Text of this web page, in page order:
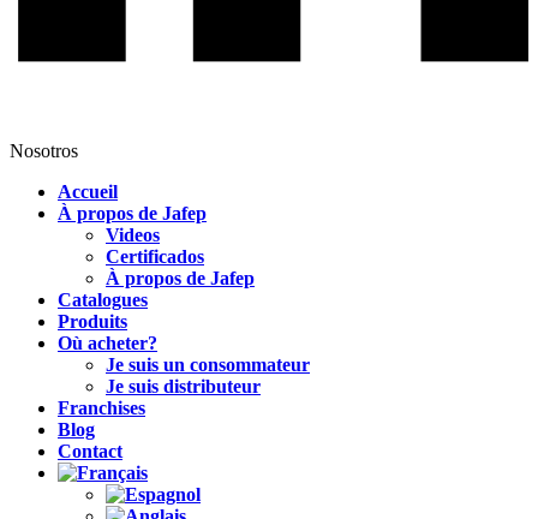
Nosotros
Accueil
À propos de Jafep
Videos
Certificados
À propos de Jafep
Catalogues
Produits
Où acheter?
Je suis un consommateur
Je suis distributeur
Franchises
Blog
Contact